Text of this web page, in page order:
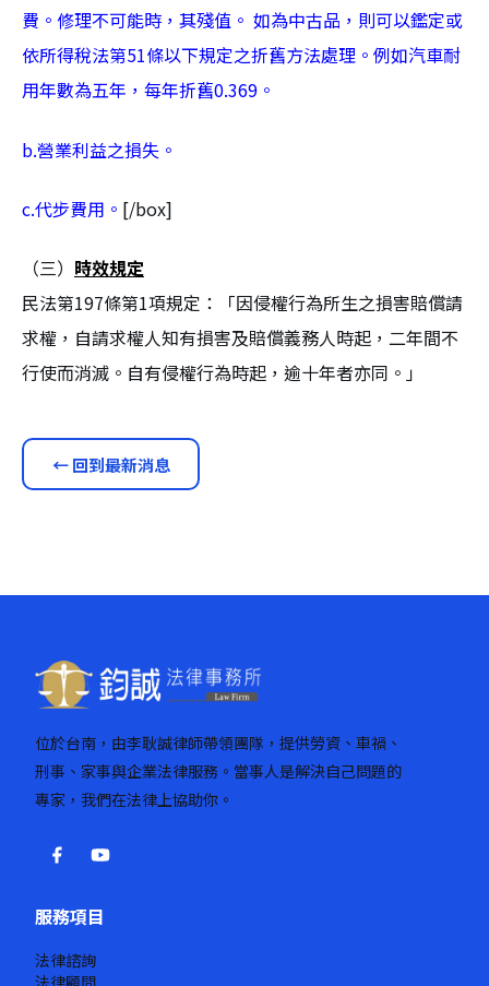
費。修理不可能時，其殘值。 如為中古品，則可以鑑定或
依所得稅法第51條以下規定之折舊方法處理。例如汽車耐
用年數為五年，每年折舊0.369。
b.營業利益之損失。
c.代步費用。 [/box]
（三） 時效規定
民法第197條第1項規定：「因侵權行為所生之損害賠償請
求權，自請求權人知有損害及賠償義務人時起，二年間不
行使而消滅。自有侵權行為時起，逾十年者亦同。」
← 回到最新消息
位於台南，由李耿誠律師帶領團隊，提供勞資、車禍、
刑事、家事與企業法律服務。當事人是解決自己問題的
專家，我們在法律上協助你。
服務項目
法律諮詢